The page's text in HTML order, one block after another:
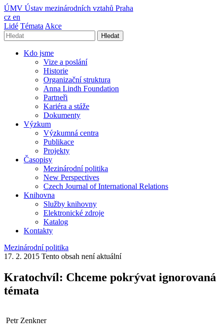
ÚMV Ústav mezinárodních vztahů Praha
cz en
Lidé Témata Akce
Hledat
Kdo jsme
Vize a poslání
Historie
Organizační struktura
Anna Lindh Foundation
Partneři
Kariéra a stáže
Dokumenty
Výzkum
Výzkumná centra
Publikace
Projekty
Časopisy
Mezinárodní politika
New Perspectives
Czech Journal of International Relations
Knihovna
Služby knihovny
Elektronické zdroje
Katalog
Kontakty
Mezinárodní politika
17. 2. 2015 Tento obsah není aktuální
Kratochvíl: Chceme pokrývat ignorovaná
témata
Petr Zenkner